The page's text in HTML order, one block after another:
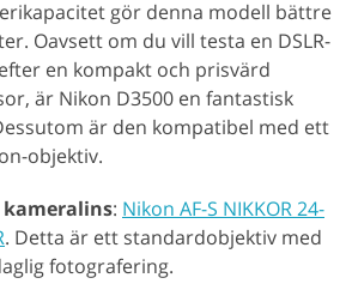
gör denna modell bättre
Oavsett om du vill testa en DSLR-
en kompakt och prisvärd
är Nikon D3500 en fantastisk
är den kompatibel med ett
objektiv.
kameralins: Nikon AF-S NIKKOR 24-
. Detta är ett standardobjektiv med
fotografering.